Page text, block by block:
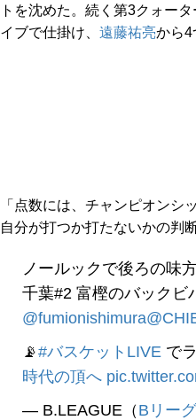
トを沈めた。続く第3クォー
イブで仕掛け、 遠藤祐亮から4
「点数には、チャンピオン
自分が打つか打たないかの判
ノールックで後ろの味
千葉#2 富樫のバックビ
@fumionishimura
📡#バスケットLIVE で
時代の頂へ
— B.LEAGUE（ Bリーグ